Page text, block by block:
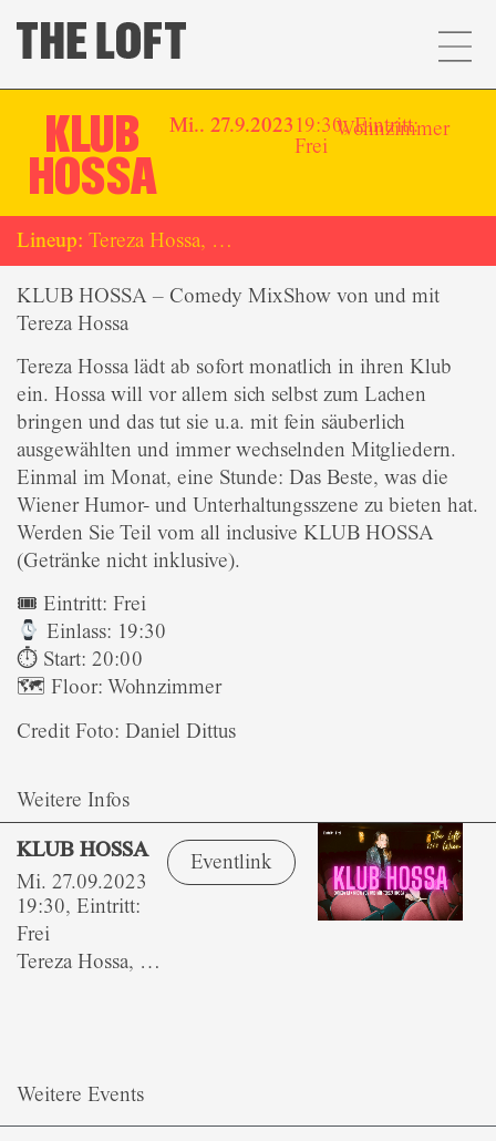
KLUB
HOSSA
Mi.. 27.9.202319:30, Eintritt:
Frei
Wohnzimmer
Lineup: Tereza Hossa, …
KLUB HOSSA – Comedy MixShow von und mit
Tereza Hossa
Tereza Hossa lädt ab sofort monatlich in ihren Klub
ein. Hossa will vor allem sich selbst zum Lachen
bringen und das tut sie u.a. mit fein säuberlich
ausgewählten und immer wechselnden Mitgliedern.
Einmal im Monat, eine Stunde: Das Beste, was die
Wiener Humor- und Unterhaltungsszene zu bieten hat.
Werden Sie Teil vom all inclusive KLUB HOSSA
(Getränke nicht inklusive).
🎟 Eintritt: Frei
Einlass: 19:30
⏱ Start: 20:00
🗺 Floor: Wohnzimmer
Credit Foto: Daniel Dittus
Weitere Infos
KLUB HOSSA
Mi. 27.09.2023
19:30, Eintritt:
Frei
Tereza Hossa, …
Eventlink
Weitere Events